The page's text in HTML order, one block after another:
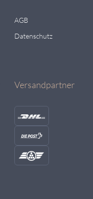
AGB
Datenschutz
Versandpartner